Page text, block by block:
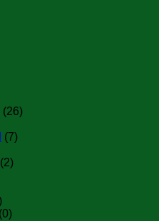
(26)
(7)
(2)
(0)